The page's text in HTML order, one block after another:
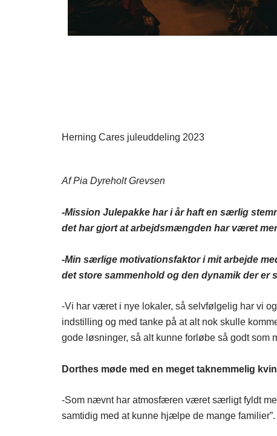
Herning Cares juleuddeling 2023
Af Pia Dyreholt Grevsen
-Mission Julepakke har i år haft en særlig
det har gjort at arbejdsmængden har været
-Min særlige motivationsfaktor i mit arbejde
det store sammenhold og den dynamik der er
-Vi har været i nye lokaler, så selvfølgelig har vi
indstilling og med tanke på at alt nok skulle
gode løsninger, så alt kunne forløbe så godt som
Dorthes møde med en meget taknemmelig
-Som nævnt har atmosfæren været særligt fyldt
samtidig med at kunne hjælpe de mange familier”.